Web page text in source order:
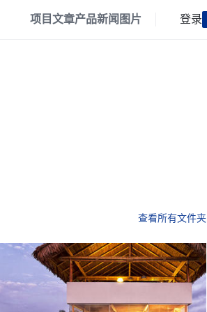
项目文章产品新闻 图片 登录
查看所有文件夹